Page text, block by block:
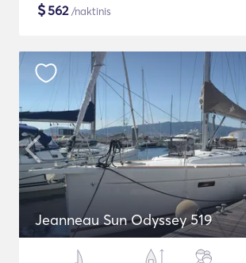
$562/naktinis
Jeanneau Sun Odyssey 519